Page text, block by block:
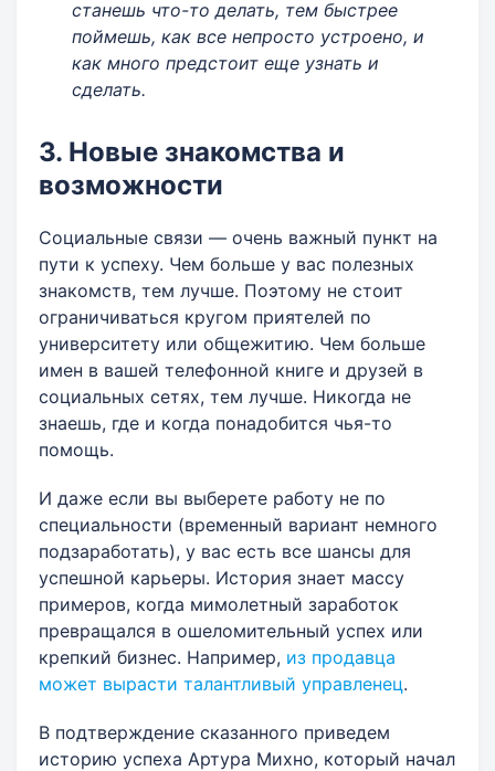
станешь что-то делать, тем быстрее
поймешь, как все непросто устроено, и
как много предстоит еще узнать и
сделать.
3. Новые знакомства и
возможности
Социальные связи — очень важный пункт на
пути к успеху. Чем больше у вас полезных
знакомств, тем лучше. Поэтому не стоит
ограничиваться кругом приятелей по
университету или общежитию. Чем больше
имен в вашей телефонной книге и друзей в
социальных сетях, тем лучше. Никогда не
знаешь, где и когда понадобится чья-то
помощь.
И даже если вы выберете работу не по
специальности (временный вариант немного
подзаработать), у вас есть все шансы для
успешной карьеры. История знает массу
примеров, когда мимолетный заработок
превращался в ошеломительный успех или
крепкий бизнес. Например, из продавца
может вырасти талантливый управленец.
В подтверждение сказанного приведем
историю успеха Артура Михно, который начал